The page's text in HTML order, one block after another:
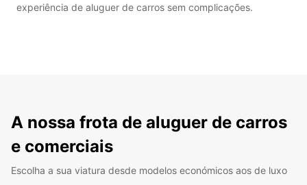
experiência de aluguer de carros sem complicações.
A nossa frota de aluguer de carros
e comerciais
Escolha a sua viatura desde modelos económicos aos de luxo